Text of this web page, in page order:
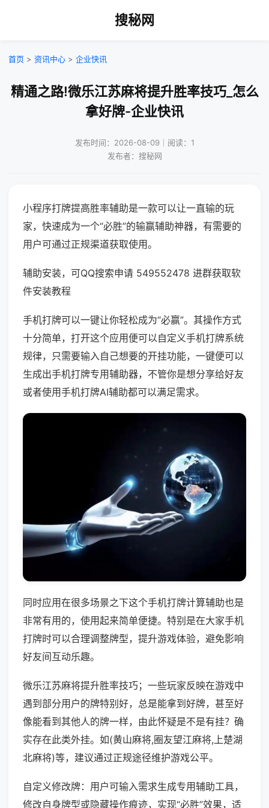
搜秘网
首页 > 资讯中心 > 企业快讯
精通之路!微乐江苏麻将提升胜率技巧_怎么
拿好牌-企业快讯
发布时间：2026-08-09｜阅读：1
发布者：搜秘网
小程序打牌提高胜率辅助是一款可以让一直输的玩
家，快速成为一个“必胜”的输赢辅助神器，有需要的
用户可通过正规渠道获取使用。
辅助安装，可QQ搜索申请 549552478 进群获取软
件安装教程
手机打牌可以一键让你轻松成为“必赢”。其操作方式
十分简单，打开这个应用便可以自定义手机打牌系统
规律，只需要输入自己想要的开挂功能，一键便可以
生成出手机打牌专用辅助器，不管你是想分享给好友
或者使用手机打牌AI辅助都可以满足需求。
同时应用在很多场景之下这个手机打牌计算辅助也是
非常有用的，使用起来简单便捷。特别是在大家手机
打牌时可以合理调整牌型，提升游戏体验，避免影响
好友间互动乐趣。
微乐江苏麻将提升胜率技巧；一些玩家反映在游戏中
遇到部分用户的牌特别好，总是能拿到好牌，甚至好
像能看到其他人的牌一样，由此怀疑是不是有挂？确
实存在此类外挂。如(黄山麻将,圈友望江麻将,上楚湖
北麻将)等，建议通过正规途径维护游戏公平。
自定义修改牌：用户可输入需求生成专用辅助工具，
修改自身牌型或隐藏操作痕迹，实现“必胜”效果，适